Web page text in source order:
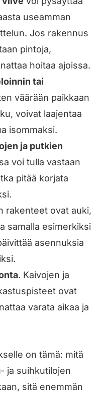
useamman
Jos rakennus
pintoja,
hoitaa ajoissa.
tai
väärään paikkaan
voivat laajentaa
isommaksi.
ja putkien
voi tulla vastaan
pitää korjata
rakenteet ovat auki,
samalla esimerkiksi
asennuksia
. Kaivojen ja
ovat
varata aikaa ja
on tämä: mitä
ja suihkutilojen
sitä enemmän